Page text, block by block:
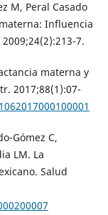
M, Peral Casado
Influencia
7.
materna y
2017;88(1):07-
Gómez C,
LM. La
Salud